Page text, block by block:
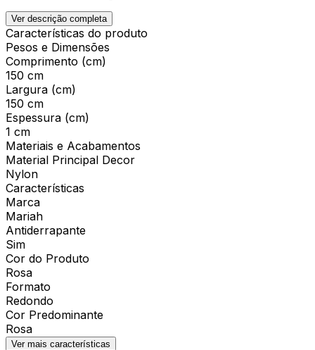
Ver descrição completa
Características do produto
Pesos e Dimensões
Comprimento (cm)
150 cm
Largura (cm)
150 cm
Espessura (cm)
1 cm
Materiais e Acabamentos
Material Principal Decor
Nylon
Características
Marca
Mariah
Antiderrapante
Sim
Cor do Produto
Rosa
Formato
Redondo
Cor Predominante
Rosa
Ver mais características